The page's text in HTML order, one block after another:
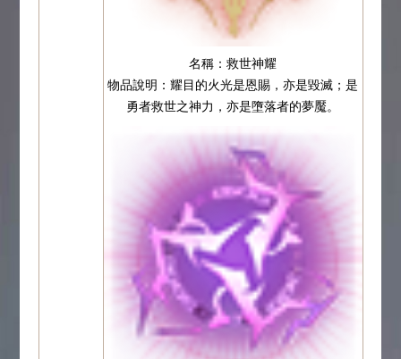
名稱：救世神耀
物品說明：耀目的火光是恩賜，亦是毀滅；是
勇者救世之神力，亦是墮落者的夢魘。